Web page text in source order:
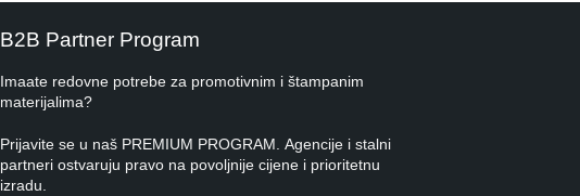
B2B Partner Program
Imaate redovne potrebe za promotivnim i štampanim
materijalima?
Prijavite se u naš PREMIUM PROGRAM. Agencije i stalni
partneri ostvaruju pravo na povoljnije cijene i prioritetnu
izradu.